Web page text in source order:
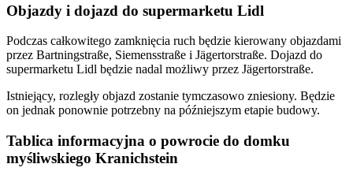
Objazdy i dojazd do supermarketu Lidl
Podczas całkowitego zamknięcia ruch będzie kierowany objazdami
przez Bartningstraße, Siemensstraße i Jägertorstraße. Dojazd do
supermarketu Lidl będzie nadal możliwy przez Jägertorstraße.
Istniejący, rozległy objazd zostanie tymczasowo zniesiony. Będzie
on jednak ponownie potrzebny na późniejszym etapie budowy.
Tablica informacyjna o powrocie do domku
myśliwskiego Kranichstein